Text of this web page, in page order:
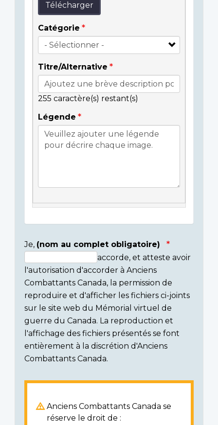
Télécharger
Catégorie
Titre/Alternative
255 caractère(s) restant(s)
Légende
Consent
section
Je, (nom au complet obligatoire)
accorde, et atteste avoir
l'autorisation d'accorder à Anciens
Combattants Canada, la permission de
reproduire et d'afficher les fichiers ci-joints
sur le site web du Mémorial virtuel de
guerre du Canada. La reproduction et
l'affichage des fichiers présentés se font
entièrement à la discrétion d'Anciens
Combattants Canada.
Anciens Combattants Canada se
réserve le droit de :